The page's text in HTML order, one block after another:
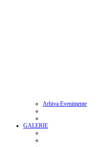
Arhiva Evenimente
GALERIE